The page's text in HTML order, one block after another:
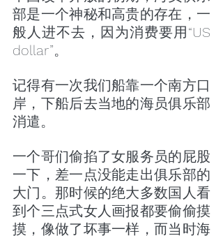
部是一个神秘和高贵的存在，一
般人进不去，因为消费要用“US
dollar”。
记得有一次我们船靠一个南方口
岸，下船后去当地的海员俱乐部
消遣。
一个哥们偷掐了女服务员的屁股
一下，差一点没能走出俱乐部的
大门。那时候的绝大多数国人看
到个三点式女人画报都要偷偷摸
摸，像做了坏事一样，而当时海